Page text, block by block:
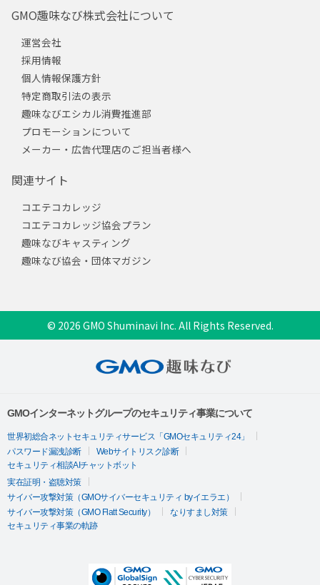
GMO趣味なび株式会社について
運営会社
採用情報
個人情報保護方針
特定商取引法の表示
趣味なびエシカル消費推進部
プロモーションについて
メーカー・広告代理店のご担当者様へ
関連サイト
コエテコカレッジ
コエテコカレッジ協会プラン
趣味なびキャスティング
趣味なび協会・団体マガジン
© 2026 GMO Shuminavi Inc. All Rights Reserved.